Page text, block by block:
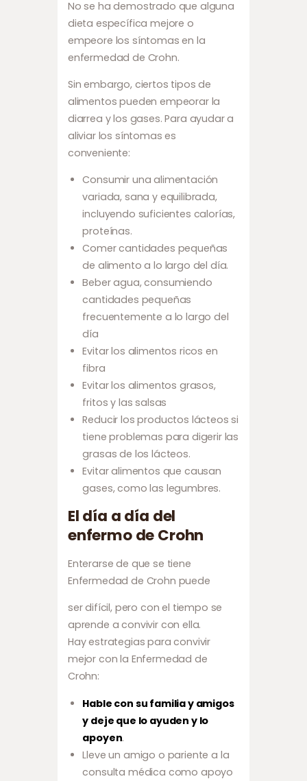
No se ha demostrado que alguna
dieta específica mejore o
empeore los síntomas en la
enfermedad de Crohn.
Sin embargo, ciertos tipos de
alimentos pueden empeorar la
diarrea y los gases. Para ayudar a
aliviar los síntomas es
conveniente:
Consumir una alimentación
variada, sana y equilibrada,
incluyendo suficientes calorías,
proteínas.
Comer cantidades pequeñas
de alimento a lo largo del día.
Beber agua, consumiendo
cantidades pequeñas
frecuentemente a lo largo del
día
Evitar los alimentos ricos en
fibra
Evitar los alimentos grasos,
fritos y las salsas
Reducir los productos lácteos si
tiene problemas para digerir las
grasas de los lácteos.
Evitar alimentos que causan
gases, como las legumbres.
El día a día del
enfermo de Crohn
Enterarse de que se tiene
Enfermedad de Crohn puede
ser difícil, pero con el tiempo se
aprende a convivir con ella.
Hay estrategias para convivir
mejor con la Enfermedad de
Crohn:
Hable con su familia y amigos
y deje que lo ayuden y lo
apoyen.
Lleve un amigo o pariente a la
consulta médica como apoyo